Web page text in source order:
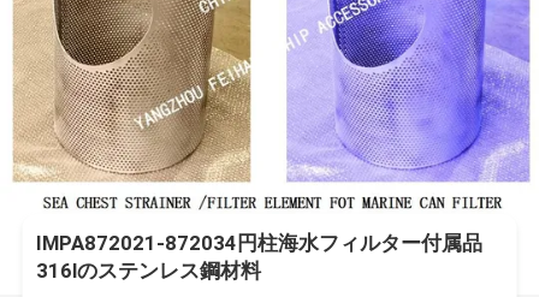
IMPA872021-872034円柱海水フィルター付属品
316lのステンレス鋼材料